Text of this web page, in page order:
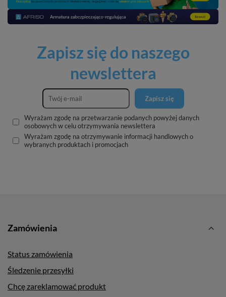
Zapisz się do naszego
newslettera
Zapisz się
Wyrażam zgodę na przetwarzanie podanych powyżej danych
osobowych w celu otrzymywania newslettera
Wyrażam zgodę na otrzymywanie informacji handlowych o
wybranych produktach i promocjach
Zamówienia
Status zamówienia
Śledzenie przesyłki
Chcę zareklamować produkt